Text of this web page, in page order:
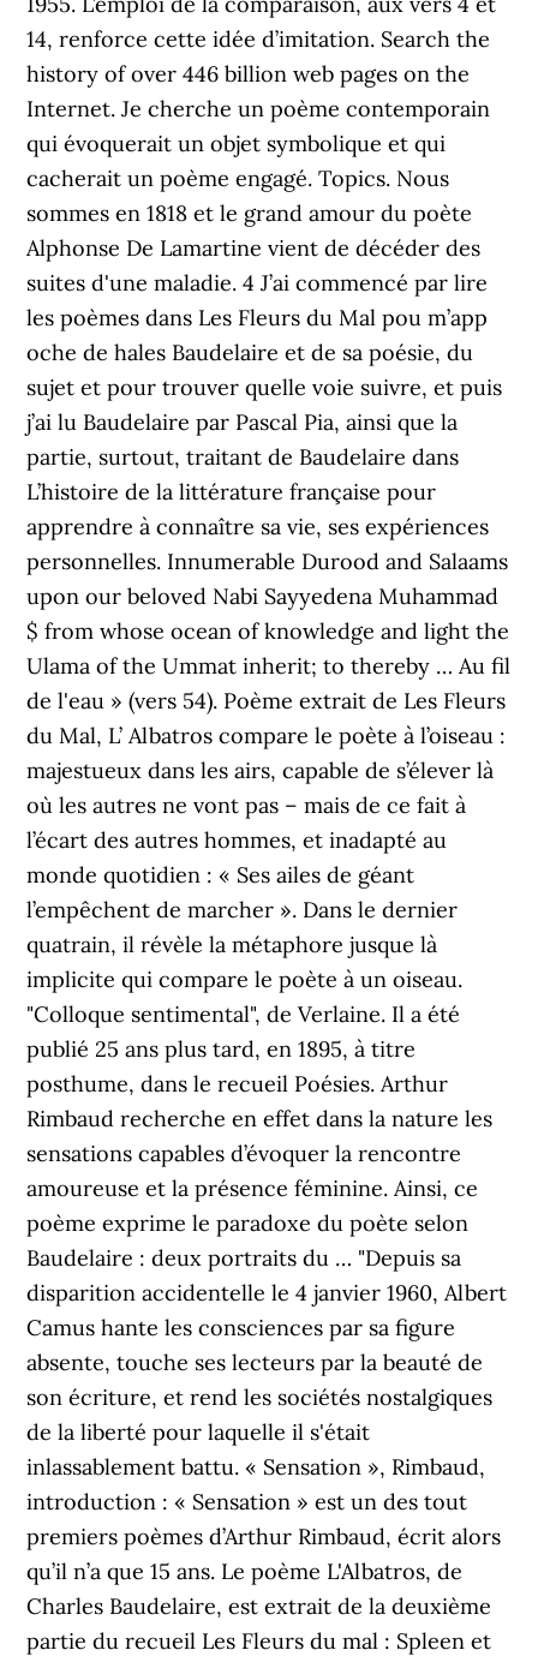
14, renforce cette idée d’imitation. Search the
history of over 446 billion web pages on the
Internet. Je cherche un poème contemporain
qui évoquerait un objet symbolique et qui
cacherait un poème engagé. Topics. Nous
sommes en 1818 et le grand amour du poète
Alphonse De Lamartine vient de décéder des
suites d'une maladie. 4 J’ai commencé par lire
les poèmes dans Les Fleurs du Mal pou m’app
oche de hales Baudelaire et de sa poésie, du
sujet et pour trouver quelle voie suivre, et puis
j’ai lu Baudelaire par Pascal Pia, ainsi que la
partie, surtout, traitant de Baudelaire dans
L’histoire de la littérature française pour
apprendre à connaître sa vie, ses expériences
personnelles. Innumerable Durood and Salaams
upon our beloved Nabi Sayyedena Muhammad
$ from whose ocean of knowledge and light the
Ulama of the Ummat inherit; to thereby … Au fil
de l'eau » (vers 54). Poème extrait de Les Fleurs
du Mal, L’ Albatros compare le poète à l’oiseau :
majestueux dans les airs, capable de s’élever là
où les autres ne vont pas – mais de ce fait à
l’écart des autres hommes, et inadapté au
monde quotidien : « Ses ailes de géant
l’empêchent de marcher ». Dans le dernier
quatrain, il révèle la métaphore jusque là
implicite qui compare le poète à un oiseau.
"Colloque sentimental", de Verlaine. Il a été
publié 25 ans plus tard, en 1895, à titre
posthume, dans le recueil Poésies. Arthur
Rimbaud recherche en effet dans la nature les
sensations capables d’évoquer la rencontre
amoureuse et la présence féminine. Ainsi, ce
poème exprime le paradoxe du poète selon
Baudelaire : deux portraits du … "Depuis sa
disparition accidentelle le 4 janvier 1960, Albert
Camus hante les consciences par sa figure
absente, touche ses lecteurs par la beauté de
son écriture, et rend les sociétés nostalgiques
de la liberté pour laquelle il s'était
inlassablement battu. « Sensation », Rimbaud,
introduction : « Sensation » est un des tout
premiers poèmes d’Arthur Rimbaud, écrit alors
qu’il n’a que 15 ans. Le poème L'Albatros, de
Charles Baudelaire, est extrait de la deuxième
partie du recueil Les Fleurs du mal : Spleen et